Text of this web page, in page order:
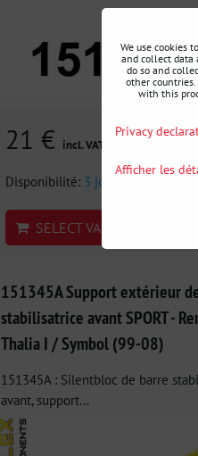
21 € incl. VAT
Disponibilité: 3 jours
SELECT VARIANT
151345A Support extérieur
stabilisatrice avant SPORT -
Thalia I / Symbol (99-08)
151345A : Silentbloc de barre
avant, support...
We use cookies
and collect data
do so and
other
with this
Privacy
Afficher les